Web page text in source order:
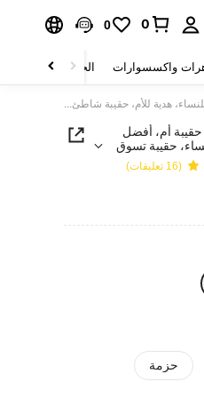
0
0
واكسسوارات الحقائب والأمتعة
حقيبة تسوق لعيد الأم، هدية عيد الأم، هدية للأم، حقيبة أم، أفضل هدية للأم، حقيبة كتف، حقيبة تسوق مطبوعة للنساء، حقيبة تسوق قماشية، حقيبة كتف للنساء، هدية للأم، حقيبة شاطئ/تصميم هدية الأم، رسم PNG لعيد الأم المكسيكي، طباعة حرارية لعيد الأم
حقيبة أم، أفضل
حقيبة تسوق
تصميم هدية(16 تعليقات)
حزمة